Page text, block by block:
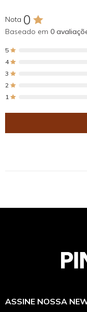
Nota 0
Baseado em0
5
4
3
2
1
ASSINE NOSSA